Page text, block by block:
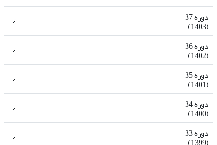
دوره 37
(1403)
دوره 36
(1402)
دوره 35
(1401)
دوره 34
(1400)
دوره 33